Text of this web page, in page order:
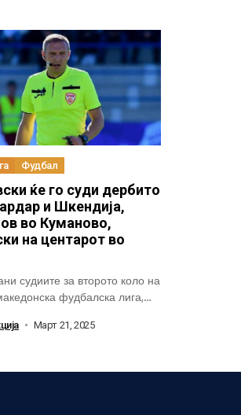
Фудбал
ќе го суди дербито
и Шкендија,
во Куманово,
на центарот во
судиите за второто коло на
фудбалска лига,
Март 21, 2025